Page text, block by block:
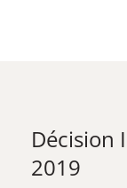
Décision
2019